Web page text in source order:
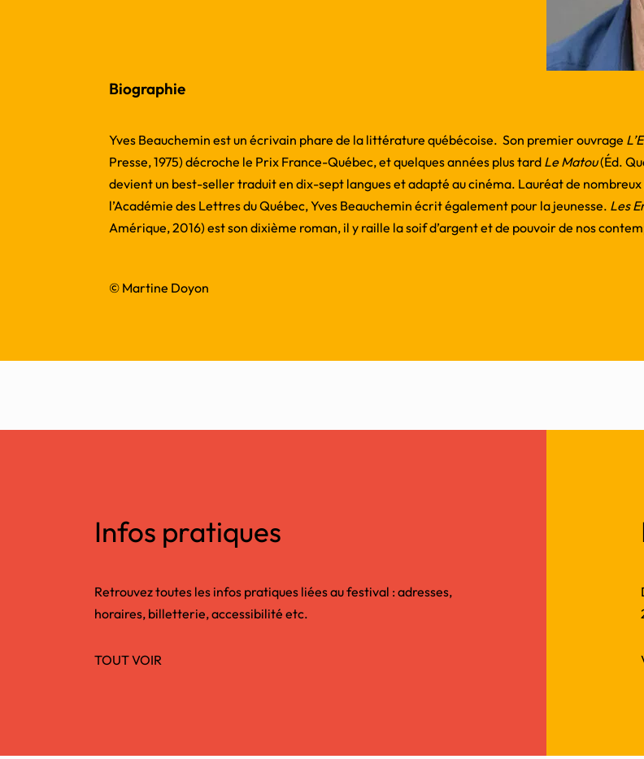
Biographie
Yves Beauchemin est un écrivain phare de la littérature québécoise. Son premier ouvrage
Presse, 1975) décroche le Prix France-Québec, et quelques années plus tard Le Matou(Éd.
devient un best-seller traduit en dix-sept langues et adapté au cinéma. Lauréat de
l’Académie des Lettres du Québec, Yves Beauchemin écrit également pour la jeunesse. Les
Amérique, 2016) est son dixième roman, il y raille la soif d’argent et de pouvoir de nos
© Martine Doyon
Infos pratiques
Retrouvez toutes les infos pratiques liées au festival : adresses,
horaires, billetterie, accessibilité etc.
TOUT VOIR